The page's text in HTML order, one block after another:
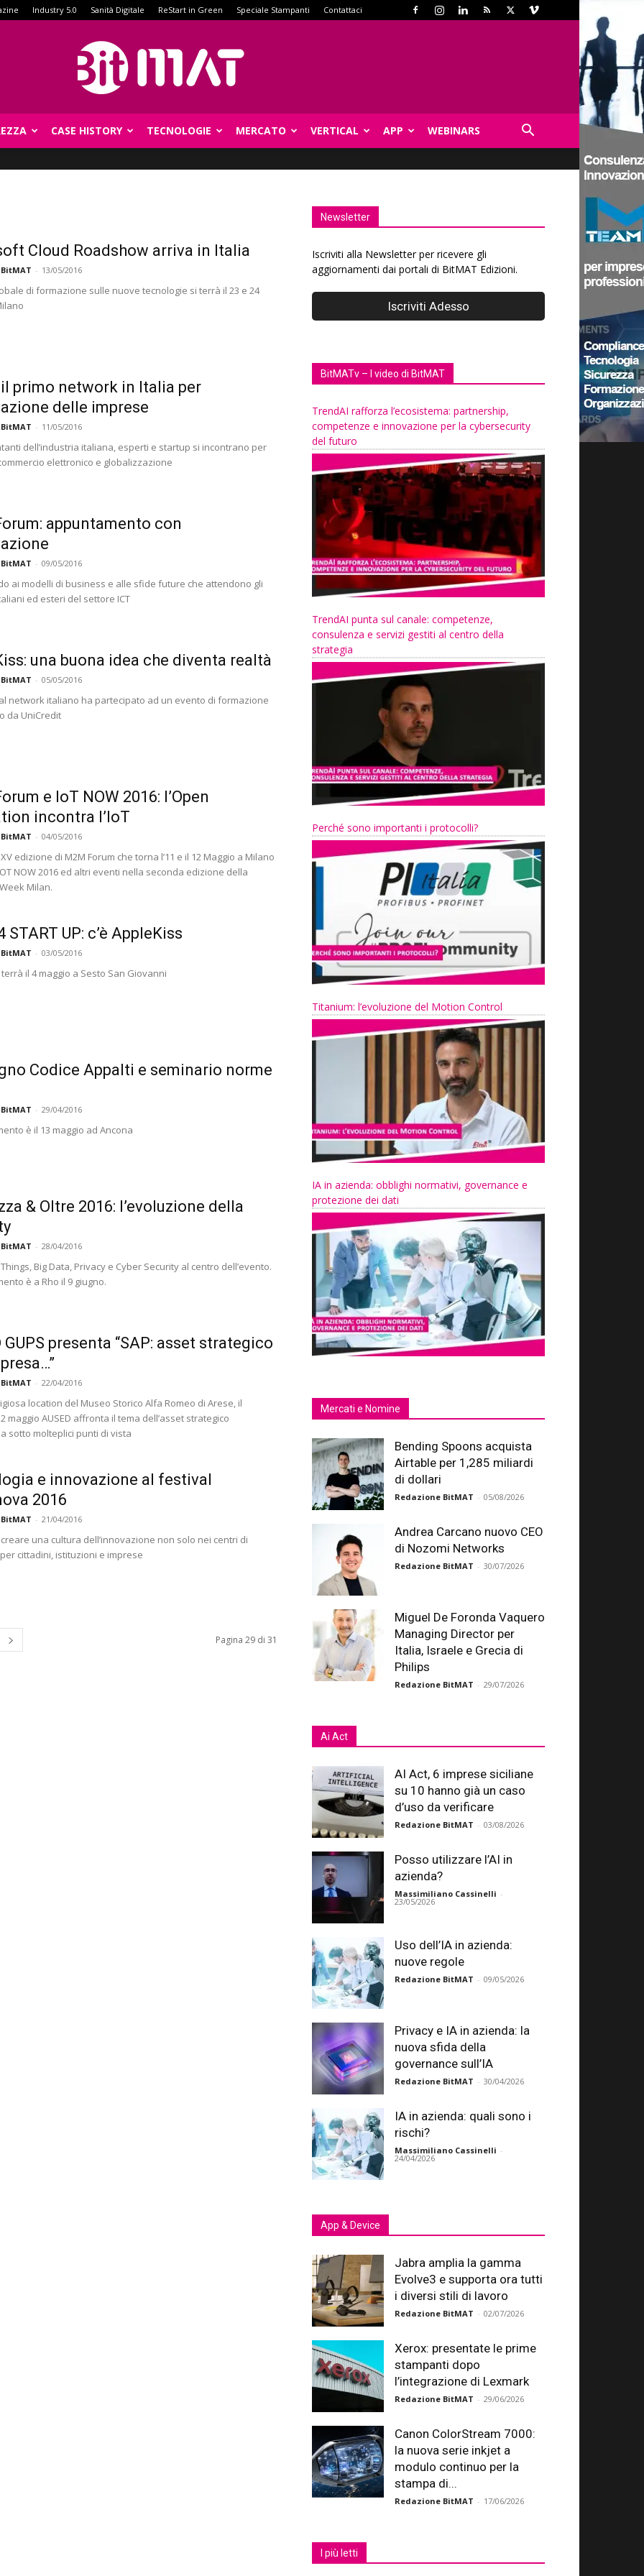
Industry 5.0 Sanità Digitale ReStart in Green Speciale Stampanti Contattaci
CASE HISTORY TECNOLOGIE MERCATO VERTICAL APP WEBINARS
Cloud Roadshow arriva in Italia
- 13/05/2016
di formazione sulle nuove tecnologie si terrà il 23 e 24
il primo network in Italia per
delle imprese
- 11/05/2016
dell’industria italiana, esperti e startup si incontrano per
elettronico e globalizzazione
appuntamento con
- 09/05/2016
ai modelli di business e alle sfide future che attendono gli
ed esteri del settore ICT
una buona idea che diventa realtà
- 05/05/2016
network italiano ha partecipato ad un evento di formazione
da UniCredit
e IoT NOW 2016: l’Open
incontra l’IoT
- 04/05/2016
edizione di M2M Forum che torna l’11 e il 12 Maggio a Milano
NOW 2016 ed altri eventi nella seconda edizione della
Milan.
START UP: c’è AppleKiss
- 03/05/2016
il 4 maggio a Sesto San Giovanni
Codice Appalti e seminario norme
- 29/04/2016
è il 13 maggio ad Ancona
& Oltre 2016: l’evoluzione della
- 28/04/2016
Big Data, Privacy e Cyber Security al centro dell’evento.
è a Rho il 9 giugno.
GUPS presenta “SAP: asset strategico
- 22/04/2016
location del Museo Storico Alfa Romeo di Arese, il
maggio AUSED affronta il tema dell’asset strategico
sotto molteplici punti di vista
e innovazione al festival
2016
- 21/04/2016
creare una cultura dell’innovazione non solo nei centri di
cittadini, istituzioni e imprese
Pagina 29 di 31
Newsletter
Iscriviti alla Newsletter per ricevere gli
aggiornamenti dai portali di BitMAT Edizioni.
BitMATv – I video di BitMAT
TrendAI rafforza l’ecosistema: partnership,
competenze e innovazione per la cybersecurity
del futuro
TrendAI punta sul canale: competenze,
consulenza e servizi gestiti al centro della
strategia
Perché sono importanti i protocolli?
Titanium: l’evoluzione del Motion Control
IA in azienda: obblighi normativi, governance e
protezione dei dati
Mercati e Nomine
Bending Spoons acquista
Airtable per 1,285 miliardi
di dollari
Redazione BitMAT - 05/08/2026
Andrea Carcano nuovo CEO
di Nozomi Networks
Redazione BitMAT - 30/07/2026
Miguel De Foronda Vaquero
Managing Director per
Italia, Israele e Grecia di
Philips
Redazione BitMAT - 29/07/2026
Ai Act
AI Act, 6 imprese siciliane
su 10 hanno già un caso
d’uso da verificare
Redazione BitMAT - 03/08/2026
Posso utilizzare l’AI in
azienda?
Massimiliano Cassinelli -
23/05/2026
Uso dell’IA in azienda:
nuove regole
Redazione BitMAT - 09/05/2026
Privacy e IA in azienda: la
nuova sfida della
governance sull’IA
Redazione BitMAT - 30/04/2026
IA in azienda: quali sono i
rischi?
Massimiliano Cassinelli -
24/04/2026
App & Device
Jabra amplia la gamma
Evolve3 e supporta ora tutti
i diversi stili di lavoro
Redazione BitMAT - 02/07/2026
Xerox: presentate le prime
stampanti dopo
l’integrazione di Lexmark
Redazione BitMAT - 29/06/2026
Canon ColorStream 7000:
la nuova serie inkjet a
modulo continuo per la
stampa di...
Redazione BitMAT - 17/06/2026
I più letti